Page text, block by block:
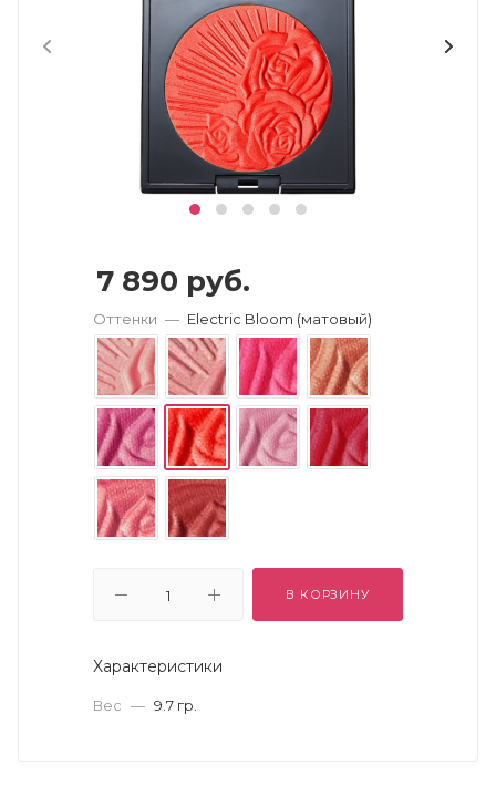
7 890 руб.
Оттенки — Electric Bloom (матовый)
В КОРЗИНУ
Характеристики
Вес — 9.7 гр.